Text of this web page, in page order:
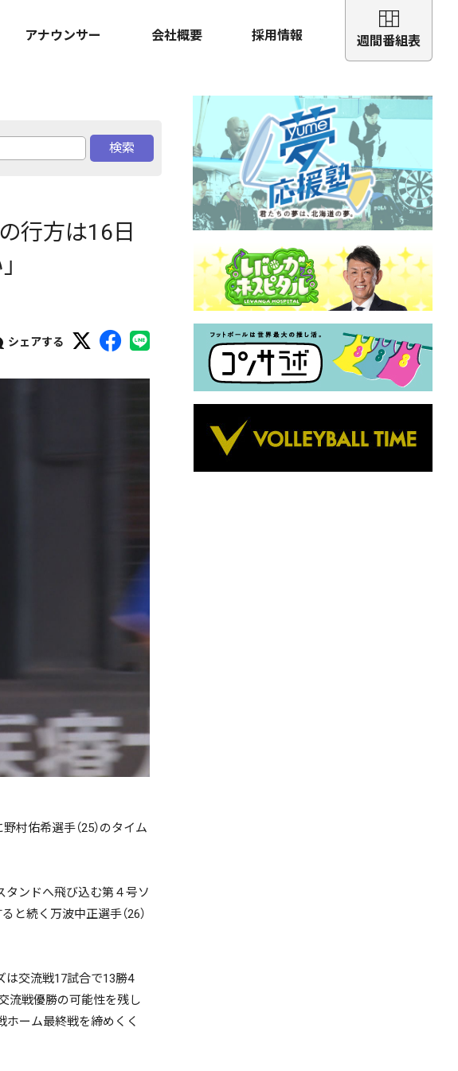
アナウンサー 会社概要 採用情報 週間番組表
検索
行方は16日
シェアする
村佑希選手（25）のタイム
タンドへ飛び込む第４号ソ
と続く万波中正選手（26）
は交流戦17試合で13勝4
流戦優勝の可能性を残し
ホーム最終戦を締めくく